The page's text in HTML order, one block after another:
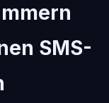
SMS-